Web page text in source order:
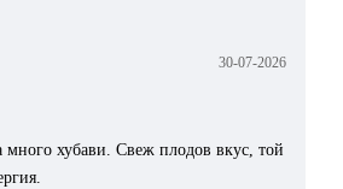
30-07-2026
много хубави. Свеж плодов вкус, той